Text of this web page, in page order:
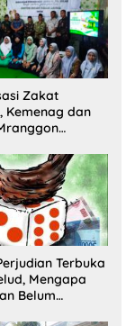
Zakat
Kemenag dan
Kampung
Terbuka
Mengapa
Belum